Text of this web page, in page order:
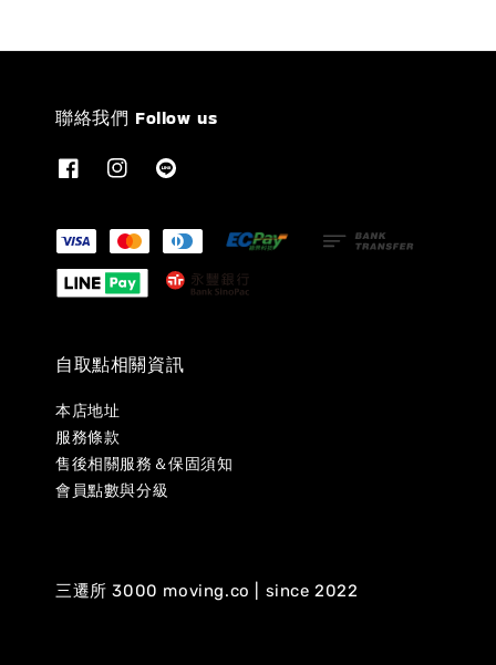
聯絡我們 Follow us
自取點相關資訊
本店地址
服務條款
售後相關服務＆保固須知
會員點數與分級
三遷所 3000 moving.co | since 2022